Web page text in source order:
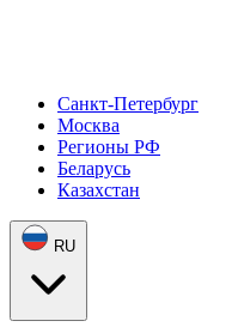
Санкт-Петербург
Москва
Регионы РФ
Беларусь
Казахстан
RU